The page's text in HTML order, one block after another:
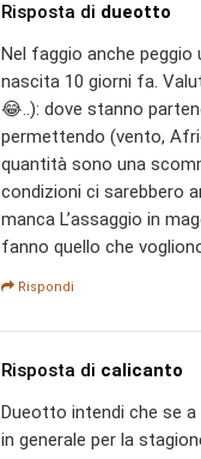
Risposta di dueotto
Nel faggio anche peggio
nascita 10 giorni fa.
😂..): dove stanno
permettendo (vento,
quantità sono una
condizioni ci sarebbero
manca L’assaggio in
fanno quello che
Rispondi
Risposta di calicanto
Dueotto intendi che se
in generale per la